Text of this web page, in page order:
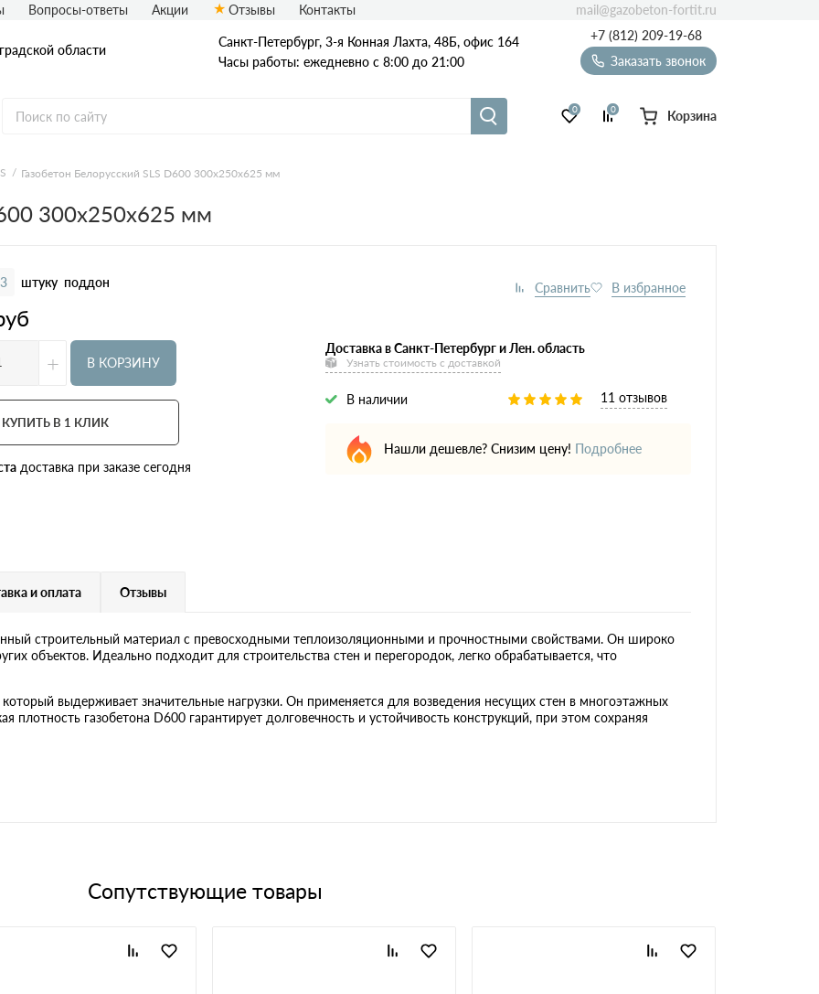
области
Санкт-Петербург, 3-я Конная Лахта, 48Б, офис 164
Часы работы: ежедневно с 8:00 до 21:00
+7 (812) 209-19-68
Заказать звонок
375х250х625
0 0 Корзина
Вопросы-ответы Акции Отзывы Контакты mail@gazobeton-fortit.ru
Газобетон Белорусский SLS D600 300х250х625 мм
300х250х625 мм
штуку поддон
+
В КОРЗИНУ
КУПИТЬ В 1 КЛИК
доставка при заказе сегодня
Доставка в Санкт-Петербург и Лен. область
Узнать стоимость с доставкой
В наличии 11 отзывов
Нашли дешевле? Снизим цену! Подробнее
и оплата Отзывы
строительный материал с превосходными теплоизоляционными и прочностными свойствами. Он широко
объектов. Идеально подходит для строительства стен и перегородок, легко обрабатывается, что
выдерживает значительные нагрузки. Он применяется для возведения несущих стен в многоэтажных
газобетона D600 гарантирует долговечность и устойчивость конструкций, при этом сохраняя
Сопутствующие товары